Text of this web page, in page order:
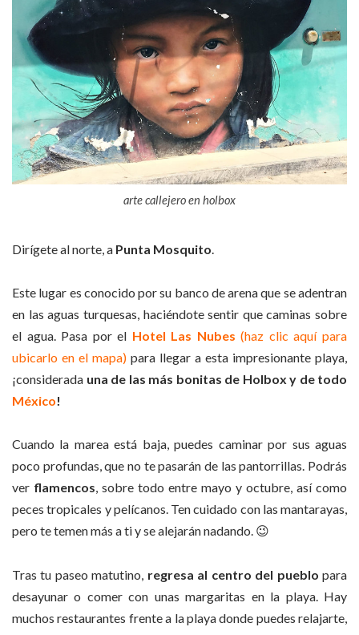
arte callejero en holbox
Dirígete al norte, a Punta Mosquito
Este lugar es conocido por su banco de arena que se adentran
en las aguas turquesas, haciéndote sentir que caminas sobre
el agua. Pasa por el Hotel Las Nubes (haz clic aquí para
ubicarlo en el mapa) para llegar a esta impresionante playa,
¡considerada una de las más bonitas de Holbox y de todo
México!
Cuando la marea está baja, puedes caminar por sus aguas
poco profundas, que no te pasarán de las pantorrillas. Podrás
ver flamencos, sobre todo entre mayo y octubre, así como
peces tropicales y pelícanos. Ten cuidado con las mantarayas,
pero te temen más a ti y se alejarán nadando. 😉
Tras tu paseo matutino, regresa al centro del pueblo para
desayunar o comer con unas margaritas en la playa. Hay
muchos restaurantes frente a la playa donde puedes relajarte,